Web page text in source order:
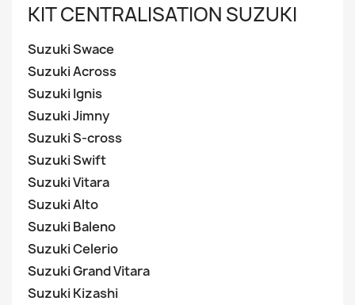
KIT CENTRALISATION SUZUKI
Suzuki Swace
Suzuki Across
Suzuki Ignis
Suzuki Jimny
Suzuki S-cross
Suzuki Swift
Suzuki Vitara
Suzuki Alto
Suzuki Baleno
Suzuki Celerio
Suzuki Grand Vitara
Suzuki Kizashi